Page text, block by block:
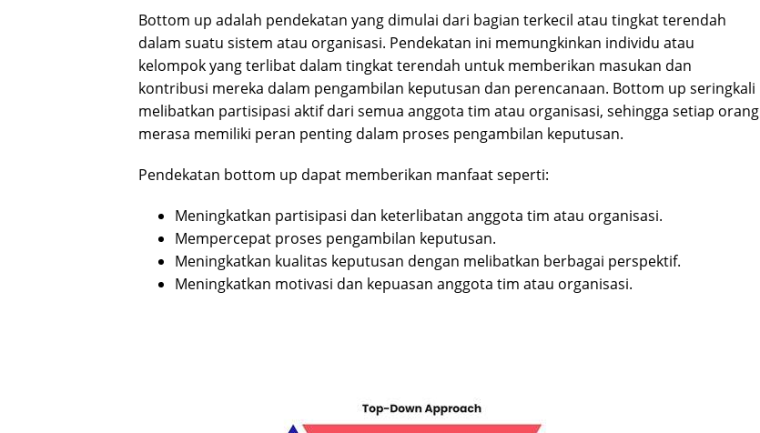
Bottom up adalah pendekatan yang dimulai dari bagian terkecil atau tingkat terendah
dalam suatu sistem atau organisasi. Pendekatan ini memungkinkan individu atau
kelompok yang terlibat dalam tingkat terendah untuk memberikan masukan dan
kontribusi mereka dalam pengambilan keputusan dan perencanaan. Bottom up seringkali
melibatkan partisipasi aktif dari semua anggota tim atau organisasi, sehingga setiap orang
merasa memiliki peran penting dalam proses pengambilan keputusan.
Pendekatan bottom up dapat memberikan manfaat seperti:
Meningkatkan partisipasi dan keterlibatan anggota tim atau organisasi.
Mempercepat proses pengambilan keputusan.
Meningkatkan kualitas keputusan dengan melibatkan berbagai perspektif.
Meningkatkan motivasi dan kepuasan anggota tim atau organisasi.